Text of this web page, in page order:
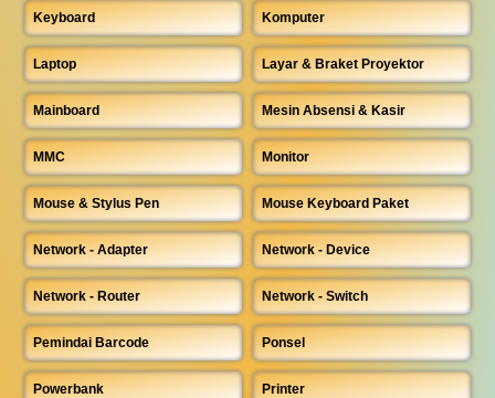
Keyboard Komputer
Laptop Layar & Braket Proyektor
Mainboard Mesin Absensi & Kasir
MMC Monitor
Mouse & Stylus Pen Mouse Keyboard Paket
Network - Adapter Network - Device
Network - Router Network - Switch
Pemindai Barcode Ponsel
Powerbank Printer